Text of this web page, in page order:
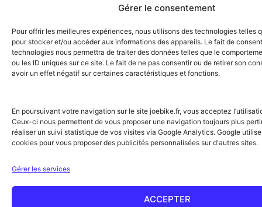
Gérer le consentement
Pour offrir les meilleures expériences, nous utilisons des technologies telles
pour stocker et/ou accéder aux informations des appareils. Le fait de
technologies nous permettra de traiter des données telles que le
ou les ID uniques sur ce site. Le fait de ne pas consentir ou de retirer son
avoir un effet négatif sur certaines caractéristiques et fonctions.
En poursuivant votre navigation sur le site joebike.fr, vous acceptez
Ceux-ci nous permettent de vous proposer une navigation toujours plus
réaliser un suivi statistique de vos visites via Google Analytics. Google
cookies pour vous proposer des publicités personnalisées sur d'autres sites.
Gérer les services
ACCEPTER